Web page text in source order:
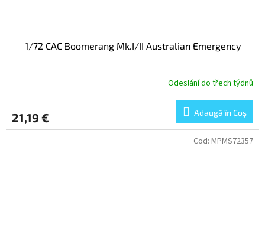
1/72 CAC Boomerang Mk.I/II Australian Emergency
Odeslání do třech týdnů
21,19 € Adaugă în Coş
Cod: MPMS72357